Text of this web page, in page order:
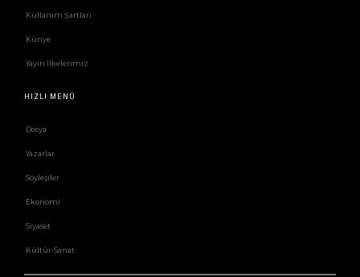
Kullanım Şartları
Künye
Yayın İlkelerimiz
HIZLI MENÜ
Dosya
Yazarlar
Söyleşiler
Ekonomi
Siyaset
Kültür-Sanat